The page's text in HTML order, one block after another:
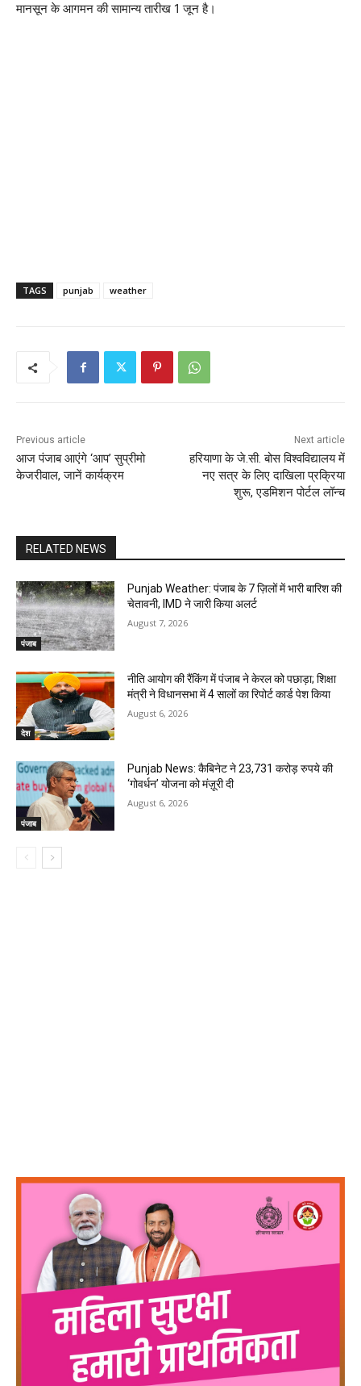
मानसून के आगमन की सामान्य तारीख 1 जून है।
TAGS punjab weather
Previous article
आज पंजाब आएंगे ‘आप’ सुप्रीमो
केजरीवाल, जानें कार्यक्रम
Next article
हरियाणा के जे.सी. बोस विश्वविद्यालय में
नए सत्र के लिए दाखिला प्रक्रिया
शुरू, एडमिशन पोर्टल लॉन्च
RELATED NEWS
पंजाब
Punjab Weather: पंजाब के 7 ज़िलों में भारी बारिश की
चेतावनी, IMD ने जारी किया अलर्ट
August 7, 2026
देश
नीति आयोग की रैंकिंग में पंजाब ने केरल को पछाड़ा; शिक्षा
मंत्री ने विधानसभा में 4 सालों का रिपोर्ट कार्ड पेश किया
August 6, 2026
पंजाब
Punjab News: कैबिनेट ने 23,731 करोड़ रुपये की
‘गोवर्धन’ योजना को मंज़ूरी दी
August 6, 2026